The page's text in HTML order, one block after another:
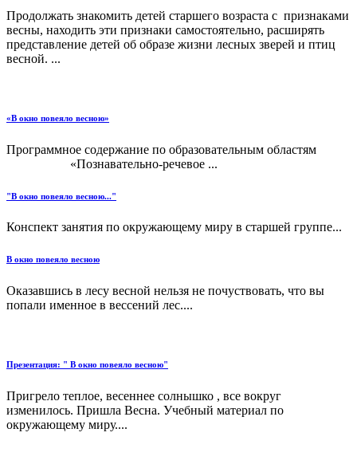
Продолжать знакомить детей старшего возраста с признаками
весны, находить эти признаки самостоятельно, расширять
представление детей об образе жизни лесных зверей и птиц
весной. ...
«В окно повеяло весною»
Программное содержание по образовательным областям
«Познавательно-речевое ...
"В окно повеяло весною..."
Конспект занятия по окружающему миру в старшей группе...
В окно повеяло весною
Оказавшись в лесу весной нельзя не почуствовать, что вы
попали именное в вессений лес....
Презентация: " В окно повеяло весною"
Пригрело теплое, весеннее солнышко , все вокруг
изменилось. Пришла Весна. Учебный материал по
окружающему миру....